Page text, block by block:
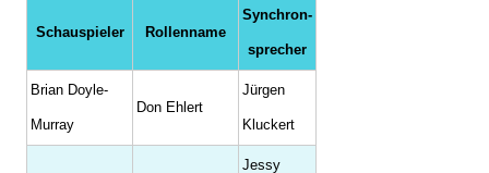
Schauspieler Rollenname
Synchron­
sprecher
Brian Doyle-
Murray
Don Ehlert
Jürgen
Kluckert
Jessy